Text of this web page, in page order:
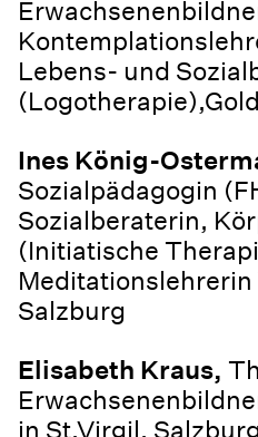
Lebens- und
Ines König-
Sozialpädagogin
Sozialberaterin,
(Initiatische
Meditationslehrerin
Salzburg
Elisabeth Kraus,
in St.Virgil, Salzburg